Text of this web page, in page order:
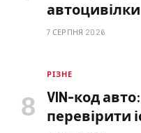
автоцивілки
7 СЕРПНЯ 2026
РІЗНЕ
VIN-код
перевірити